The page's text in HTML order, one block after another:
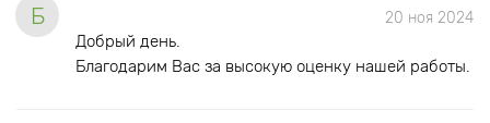
Б 20 ноя 2024
Добрый день.
Благодарим Вас за высокую оценку нашей работы.